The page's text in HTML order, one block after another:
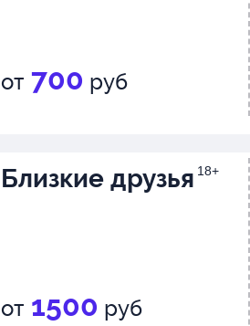
от 700 руб
Близкие друзья 18+
от 1500 руб